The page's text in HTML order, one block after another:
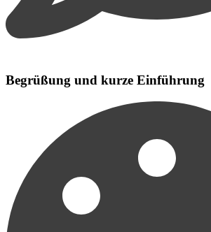
Begrüßung und kurze Einführung